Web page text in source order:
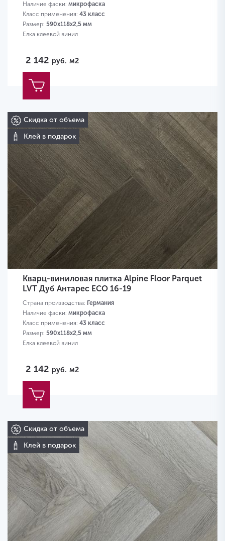
Наличие фаски: микрофаска
Класс применения: 43 класс
Размер: 590х118х2,5 мм
Елка клеевой винил
2 142 руб. м2
Скидка от объема
Клей в подарок
Кварц-виниловая плитка Alpine Floor Parquet
LVT Дуб Антарес ЕСО 16-19
Страна производства: Германия
Наличие фаски: микрофаска
Класс применения: 43 класс
Размер: 590х118х2,5 мм
Елка клеевой винил
2 142 руб. м2
Скидка от объема
Клей в подарок